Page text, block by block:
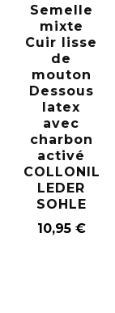
Semelle
mixte
Cuir lisse
de
mouton
Dessous
latex
avec
charbon
activé
COLLONIL
LEDER
SOHLE
10,95 €